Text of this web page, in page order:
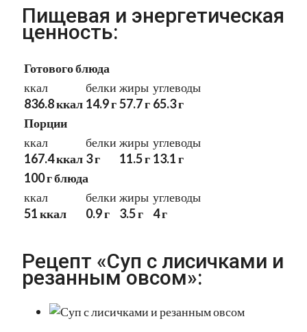
Пищевая и энергетическая
ценность:
Готового блюда
ккал
836.8 ккал
белки
14.9 г
жиры
57.7 г
углеводы
65.3 г
Порции
ккал
167.4 ккал
белки
3 г
жиры
11.5 г
углеводы
13.1 г
100 г блюда
ккал
51 ккал
белки
0.9 г
жиры
3.5 г
углеводы
4 г
Рецепт «Суп с лисичками и
резанным овсом»: